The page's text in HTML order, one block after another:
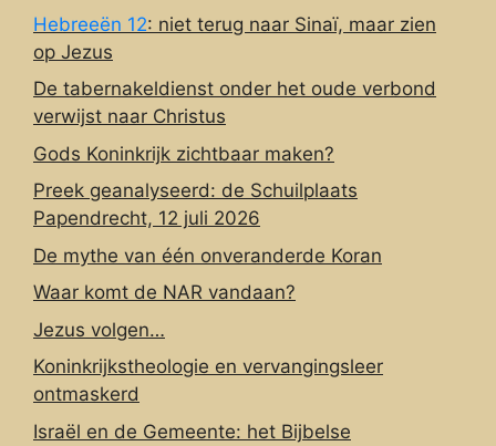
Hebreeën 12: niet terug naar Sinaï, maar zien
op Jezus
De tabernakeldienst onder het oude verbond
verwijst naar Christus
Gods Koninkrijk zichtbaar maken?
Preek geanalyseerd: de Schuilplaats
Papendrecht, 12 juli 2026
De mythe van één onveranderde Koran
Waar komt de NAR vandaan?
Jezus volgen…
Koninkrijkstheologie en vervangingsleer
ontmaskerd
Israël en de Gemeente: het Bijbelse